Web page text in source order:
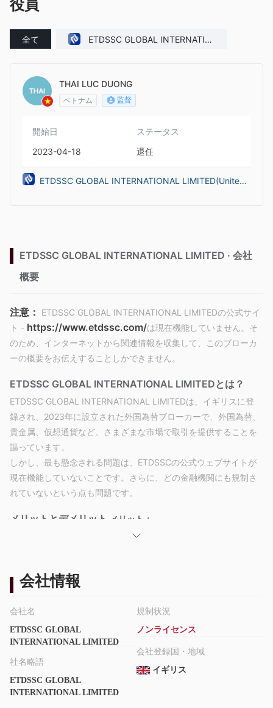
役員
全て
ETDSSC GLOBAL INTERNATIO
THAI LUC DUONG
ベトナム 監督
開始日
2023-04-18
ステータス
退任
ETDSSC GLOBAL INTERNATIONAL LIMITED(United
ETDSSC GLOBAL INTERNATIONAL LIMITED · 会社
概要
注意：
ETDSSC GLOBAL INTERNATIONAL LIMITEDの公式サイ
ト - https://www.etdssc.com/は現在機能していません。そ
のため、インターネットから関連情報を収集して、このブローカ
ーの概要をお伝えすることしかできません。
ETDSSC GLOBAL INTERNATIONAL LIMITEDとは？
ETDSSC GLOBAL INTERNATIONAL LIMITEDは、イギリスに登
録され、2023年に設立された外国為替ブローカーで、外国為替、
貴金属、仮想通貨など、さまざまな市場で取引を提供することを
謳っています。
しかし、最も懸念される問題は、ETDSSCの公式ウェブサイトが
現在機能していないことです。さらに、どの金融機関にも規制さ
れていないという点も問題です。
メリットとデメリット メリット：
：ETDSSCは、外国為替、貴金属、原油、指
多言語サポート：このプラットフォームは、英語、繁体字中国
語、韓国語、タイ語、ロシア語など、複数の言語をサポートして
おり、グローバルなクライアントに対応しています。
：ETDSSCは、どの金融機関からも規制を受けてい
ないため、クライアントの資金の安全性やブローカーの信頼性に
会社情報
会社名
ETDSSC GLOBAL
INTERNATIONAL LIMITED
社名略語
ETDSSC GLOBAL
INTERNATIONAL LIMITED
規制状況
ノンライセンス
会社登録国・地域
イギリス